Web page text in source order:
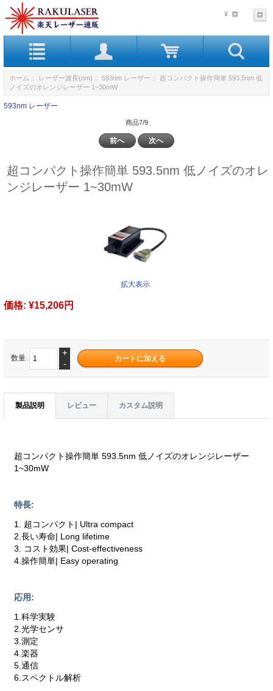
¥
ホーム :: レーザー波長(nm) :: 593nm レーザー :: 超コンパクト操作簡単 593.5nm 低
ノイズのオレンジレーザー 1~30mW
593nm レーザー
商品7/9
前へ 次へ
超コンパクト操作簡単 593.5nm 低ノイズのオレ
ンジレーザー 1~30mW
拡大表示
価格: ¥15,206円
数量.
+
-
製品説明 レビュー カスタム説明
超コンパクト操作簡単 593.5nm 低ノイズのオレンジレーザー
1~30mW
特長:
1. 超コンパクト| Ultra compact
2.長い寿命| Long lifetime
3. コスト効果| Cost-effectiveness
4.操作簡単| Easy operating
応用:
1.科学実験
2.光学センサ
3.測定
4.楽器
5.通信
6.スペクトル解析